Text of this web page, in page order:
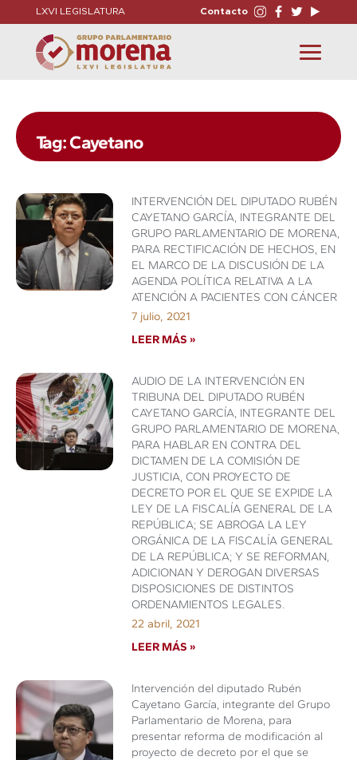
LXVI LEGISLATURA Contacto
Toggle
navigation
Tag: Cayetano
INTERVENCIÓN DEL DIPUTADO RUBÉN
CAYETANO GARCÍA, INTEGRANTE DEL
GRUPO PARLAMENTARIO DE MORENA,
PARA RECTIFICACIÓN DE HECHOS, EN
EL MARCO DE LA DISCUSIÓN DE LA
AGENDA POLÍTICA RELATIVA A LA
ATENCIÓN A PACIENTES CON CÁNCER
7 julio, 2021
LEER MÁS »
AUDIO DE LA INTERVENCIÓN EN
TRIBUNA DEL DIPUTADO RUBÉN
CAYETANO GARCÍA, INTEGRANTE DEL
GRUPO PARLAMENTARIO DE MORENA,
PARA HABLAR EN CONTRA DEL
DICTAMEN DE LA COMISIÓN DE
JUSTICIA, CON PROYECTO DE
DECRETO POR EL QUE SE EXPIDE LA
LEY DE LA FISCALÍA GENERAL DE LA
REPÚBLICA; SE ABROGA LA LEY
ORGÁNICA DE LA FISCALÍA GENERAL
DE LA REPÚBLICA; Y SE REFORMAN,
ADICIONAN Y DEROGAN DIVERSAS
DISPOSICIONES DE DISTINTOS
ORDENAMIENTOS LEGALES.
22 abril, 2021
LEER MÁS »
Intervención del diputado Rubén
Cayetano García, integrante del Grupo
Parlamentario de Morena, para
presentar reforma de modificación al
proyecto de decreto por el que se